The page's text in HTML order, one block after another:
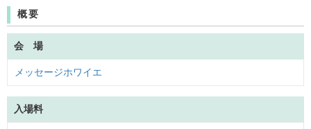
概要
会 場
メッセージホワイエ
入場料